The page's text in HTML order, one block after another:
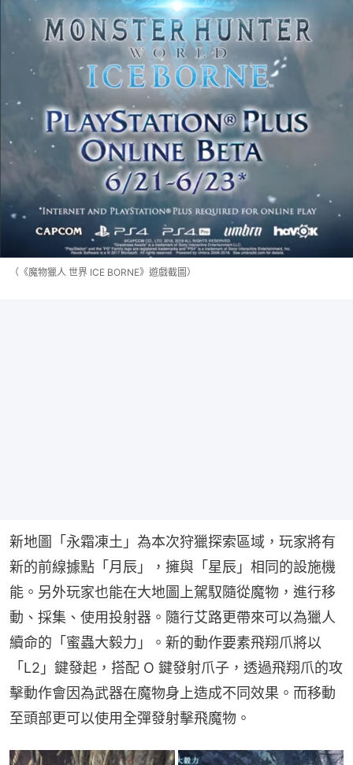
（《魔物獵人 世界 ICE BORNE》遊戲截圖）
新地圖「永霜凍土」為本次狩獵探索區域，玩家將有
新的前線據點「月辰」，擁與「星辰」相同的設施機
能。另外玩家也能在大地圖上駕馭隨從魔物，進行移
動、採集、使用投射器。隨行艾路更帶來可以為獵人
續命的「蜜蟲大毅力」。新的動作要素飛翔爪將以
「L2」鍵發起，搭配 O 鍵發射爪子，透過飛翔爪的攻
擊動作會因為武器在魔物身上造成不同效果。而移動
至頭部更可以使用全彈發射擊飛魔物。